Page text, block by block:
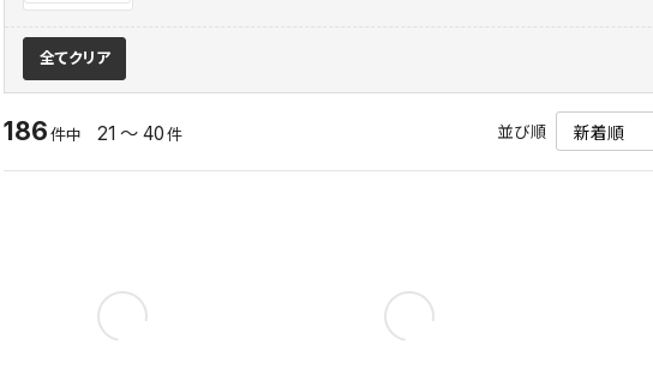
全てクリア
186 件中 21 ～ 40 件 並び順